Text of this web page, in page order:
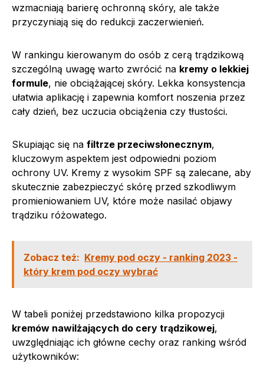
wzmacniają barierę ochronną skóry, ale także
przyczyniają się do redukcji zaczerwienień.
W rankingu kierowanym do osób z cerą trądzikową
szczególną uwagę warto zwrócić na kremy o lekkiej
formule, nie obciążającej skóry. Lekka konsystencja
ułatwia aplikację i zapewnia komfort noszenia przez
cały dzień, bez uczucia obciążenia czy tłustości.
Skupiając się na filtrze przeciwsłonecznym,
kluczowym aspektem jest odpowiedni poziom
ochrony UV. Kremy z wysokim SPF są zalecane, aby
skutecznie zabezpieczyć skórę przed szkodliwym
promieniowaniem UV, które może nasilać objawy
trądziku różowatego.
Zobacz też: Kremy pod oczy - ranking 2023 -
który krem pod oczy wybrać
W tabeli poniżej przedstawiono kilka propozycji
kremów nawilżających do cery trądzikowej,
uwzględniając ich główne cechy oraz ranking wśród
użytkowników: